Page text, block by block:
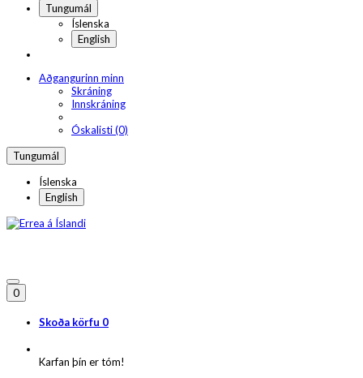
Tungumál
Íslenska
English
Aðgangurinn minn
Skráning
Innskráning
Óskalisti (0)
Tungumál
Íslenska
English
0
Skoða körfu 0
Karfan þín er tóm!